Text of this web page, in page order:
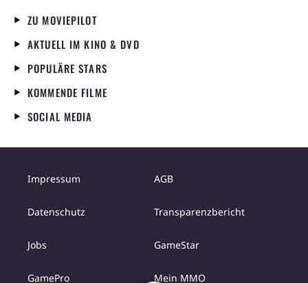
ZU MOVIEPILOT
AKTUELL IM KINO & DVD
POPULÄRE STARS
KOMMENDE FILME
SOCIAL MEDIA
Impressum AGB
Datenschutz Transparenzbericht
Jobs GameStar
GamePro Mein MMO